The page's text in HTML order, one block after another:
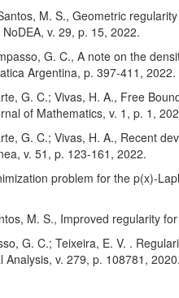
M. S., Geometric
v. 29, p. 15, 2022.
G. C., A note on the
Argentina, p. 397-411, 2022.
G. C.; Vivas, H. A., Free
of Mathematics, v. 1, p. 1,
G. C.; Vivas, H. A., Recent
v. 51, p. 123-161, 2022.
problem for the p(x)-
M. S., Improved regularity
G. C.; Teixeira, E. V. .
v. 279, p. 108781, 2020.